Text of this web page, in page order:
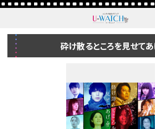
砕け散るところを見せて